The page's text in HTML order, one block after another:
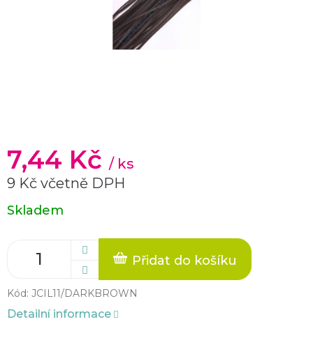
7,44 Kč / ks
9 Kč včetně DPH
Měrná
cena:
Skladem
Přidat do košíku
Kód: JCIL11/DARKBROWN
Detailní informace